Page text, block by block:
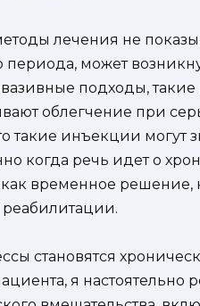
лечения не
периода, может
подходы,
облегчение при
такие инъекции могут
когда речь идет о
временное решение,
становятся
я настоятельно